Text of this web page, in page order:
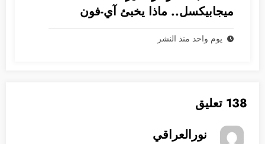
ميجابيكسل.. ماذا يخبئ آي-فون
2028؟
يوم واحد منذ النشر
138 تعليق
نورالعراقي